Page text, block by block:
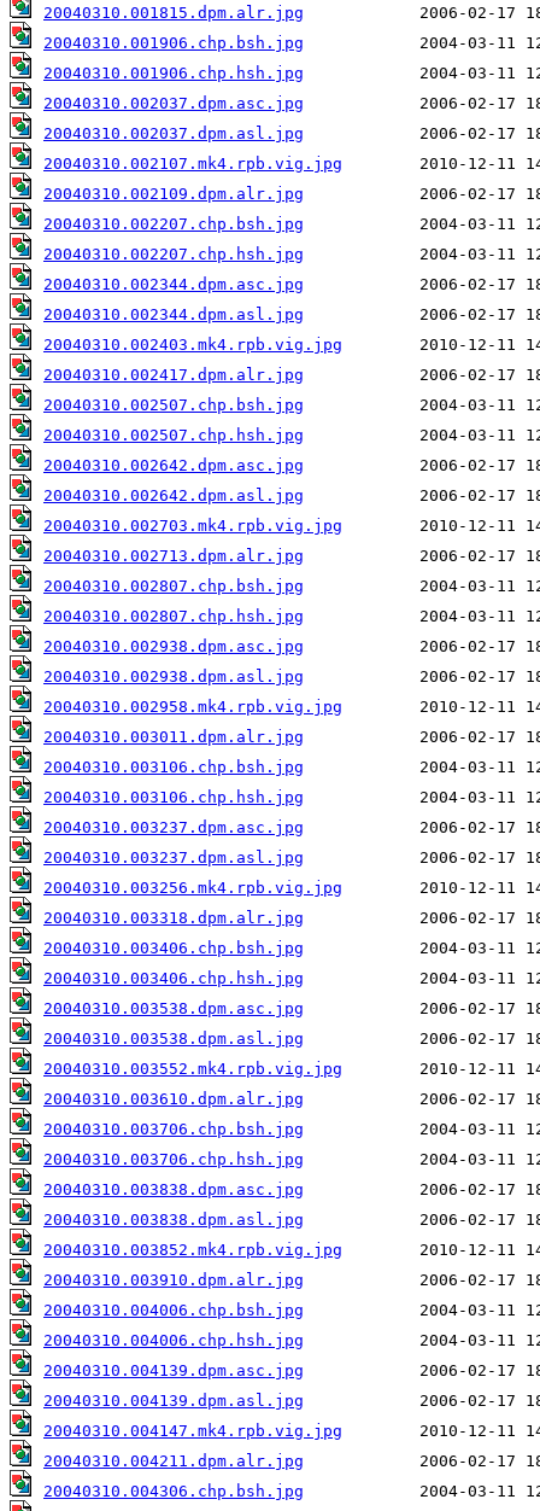
20040310.001815.dpm.alr.jpg
20040310.001906.chp.bsh.jpg
20040310.001906.chp.hsh.jpg
20040310.002037.dpm.asc.jpg
20040310.002037.dpm.asl.jpg
20040310.002107.mk4.rpb.vig.jpg
20040310.002109.dpm.alr.jpg
20040310.002207.chp.bsh.jpg
20040310.002207.chp.hsh.jpg
20040310.002344.dpm.asc.jpg
20040310.002344.dpm.asl.jpg
20040310.002403.mk4.rpb.vig.jpg
20040310.002417.dpm.alr.jpg
20040310.002507.chp.bsh.jpg
20040310.002507.chp.hsh.jpg
20040310.002642.dpm.asc.jpg
20040310.002642.dpm.asl.jpg
20040310.002703.mk4.rpb.vig.jpg
20040310.002713.dpm.alr.jpg
20040310.002807.chp.bsh.jpg
20040310.002807.chp.hsh.jpg
20040310.002938.dpm.asc.jpg
20040310.002938.dpm.asl.jpg
20040310.002958.mk4.rpb.vig.jpg
20040310.003011.dpm.alr.jpg
20040310.003106.chp.bsh.jpg
20040310.003106.chp.hsh.jpg
20040310.003237.dpm.asc.jpg
20040310.003237.dpm.asl.jpg
20040310.003256.mk4.rpb.vig.jpg
20040310.003318.dpm.alr.jpg
20040310.003406.chp.bsh.jpg
20040310.003406.chp.hsh.jpg
20040310.003538.dpm.asc.jpg
20040310.003538.dpm.asl.jpg
20040310.003552.mk4.rpb.vig.jpg
20040310.003610.dpm.alr.jpg
20040310.003706.chp.bsh.jpg
20040310.003706.chp.hsh.jpg
20040310.003838.dpm.asc.jpg
20040310.003838.dpm.asl.jpg
20040310.003852.mk4.rpb.vig.jpg
20040310.003910.dpm.alr.jpg
20040310.004006.chp.bsh.jpg
20040310.004006.chp.hsh.jpg
20040310.004139.dpm.asc.jpg
20040310.004139.dpm.asl.jpg
20040310.004147.mk4.rpb.vig.jpg
20040310.004211.dpm.alr.jpg
20040310.004306.chp.bsh.jpg